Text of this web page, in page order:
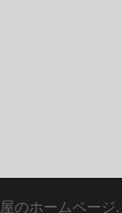
のホームページ